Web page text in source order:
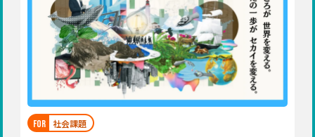
近畿
滋賀
FOR 社会課題